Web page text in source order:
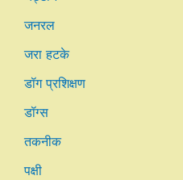
जनरल
जरा हटके
डॉग प्रशिक्षण
डॉग्स
तकनीक
पक्षी